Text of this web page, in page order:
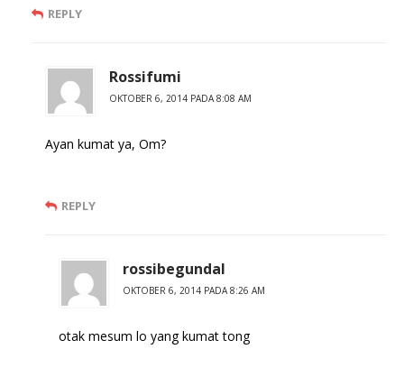
REPLY
Rossifumi
OKTOBER 6, 2014 PADA 8:08 AM
Ayan kumat ya, Om?
REPLY
rossibegundal
OKTOBER 6, 2014 PADA 8:26 AM
otak mesum lo yang kumat tong